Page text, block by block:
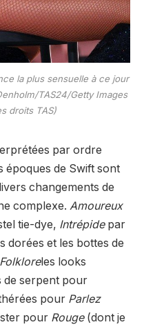
la plus sensuelle à ce jour
TAS24/Getty Images
droits TAS)
par ordre
époques de Swift sont
changements de
complexe. Amoureux
tie-dye, Intrépidepar
dorées et les bottes de
Folkloreles looks
de serpent pour
pour Parlez
pour Rouge(dont je